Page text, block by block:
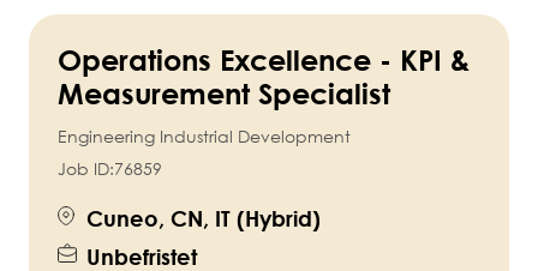
Operations Excellence - KPI &
Measurement Specialist
Engineering Industrial Development
Job ID:76859
Cuneo, CN, IT (Hybrid)
Unbefristet